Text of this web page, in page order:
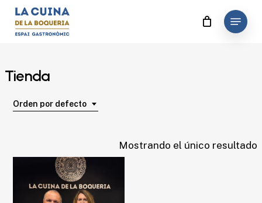
Skip
main
Menu
Tienda
Orden por defecto
Mostrando el único resultado
Close